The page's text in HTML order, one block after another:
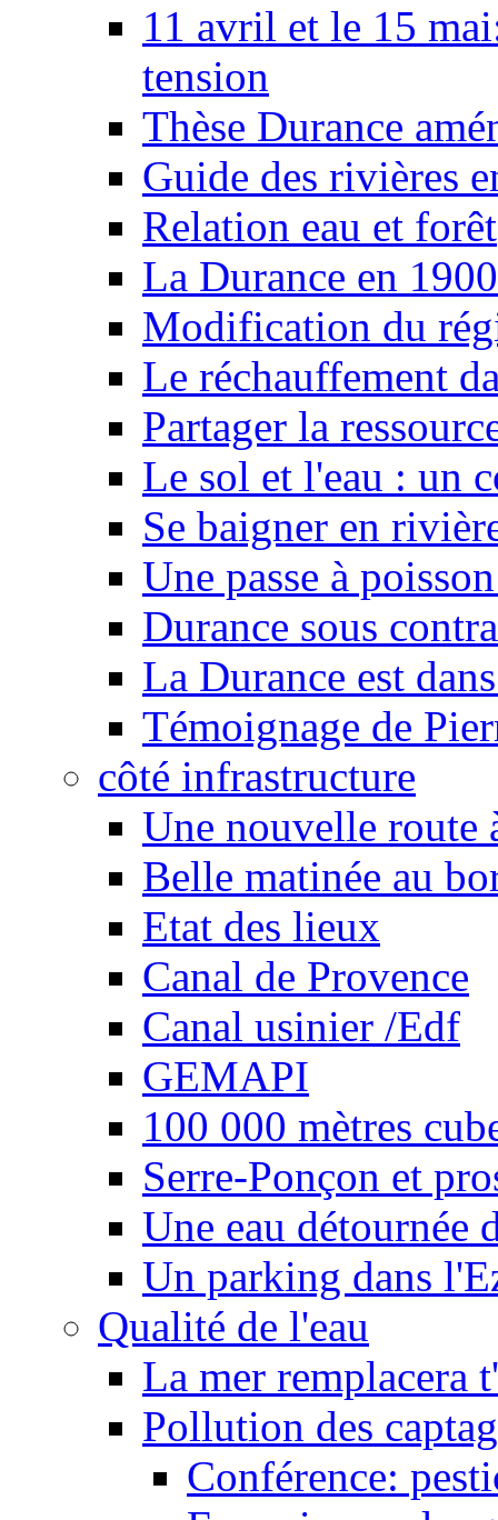
11 avril et le 15
tension
Thèse Durance
Guide des rivières
Relation eau et forêt
La Durance en 1900
Modification du
Le réchauffement
Partager la
Le sol et l'eau : un
Se baigner en
Une passe à
Durance sous
La Durance est
Témoignage de
côté infrastructure
Une nouvelle route
Belle matinée au
Etat des lieux
Canal de Provence
Canal usinier /Edf
GEMAPI
100 000 mètres
Serre-Ponçon et
Une eau détournée
Un parking dans
Qualité de l'eau
La mer remplacera
Pollution des
Conférence: